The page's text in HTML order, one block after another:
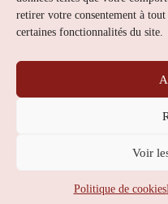
retirer votre consentement à
certaines fonctionnalités du site.
Voir
Politique de cookies
Contact
service-